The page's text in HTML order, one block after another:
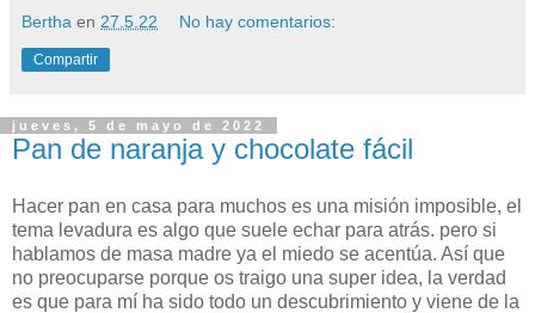
Bertha en 27.5.22 No hay comentarios:
Compartir
jueves, 5 de mayo de 2022
Pan de naranja y chocolate fácil
Hacer pan en casa para muchos es una misión imposible, el
tema levadura es algo que suele echar para atrás. pero si
hablamos de masa madre ya el miedo se acentúa. Así que
no preocuparse porque os traigo una super idea, la verdad
es que para mí ha sido todo un descubrimiento y viene de la